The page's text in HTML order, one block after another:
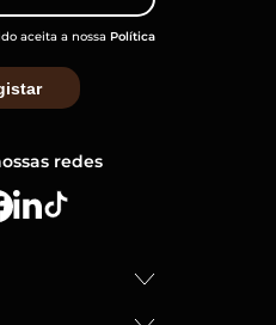
aceita a nossa Política
redes